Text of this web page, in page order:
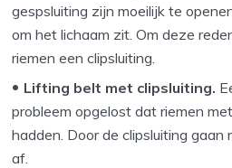
gespsluiting zijn moeilijk te
om het lichaam zit. Om deze
riemen een clipsluiting.
Lifting belt met clipsluiting.
probleem opgelost dat riemen
hadden. Door de clipsluiting gaan
af.